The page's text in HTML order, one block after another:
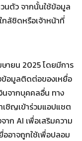
นตัว จากนั้นใช้ข้อมูล
ล้ชิดหรือเจ้าหน้าที่
ายน 2025 โดยมีการ
ข้อมูลติดต่อของเหยื่อ
นจากบุคคลอื่น ทาง
เชิญเข้าร่วมแอปแชต
ก AI เพื่อเสริมความ
อาจถูกใช้เพื่อปลอม